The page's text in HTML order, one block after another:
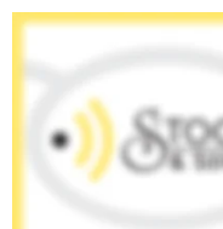
Optik & Akustik Stock
Betriebsleiter-Akustik:
Betriebsleiter-Optik: Peter
Düsseldorfer Str. 42
42697 Solingen-Ohligs